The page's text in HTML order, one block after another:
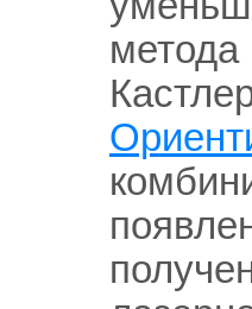
метода